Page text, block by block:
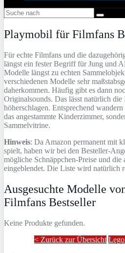
Playmobil für Filmfans
Für echte Filmfans und die
längst ein fester Begriff für Jung und
Modelle längst zu echten
verschiedenen Modelle sehr
daherkommen. Häufig gibt es dann
Originalsounds. Das lässt natürlich die
höherschlagen. Entsprechend
das angestammte Kinderzimmer,
Sammelvitrine.
Hinweis: Da Amazon permanent mit
spielt, haben wir bei den Besteller-
mögliche Schnäppchen-Preise und die
eingeblendet. Die Liste wird natürlich
Ausgesuchte Modelle
Filmfans Bestseller
Keine Produkte gefunden.
< Zurück zur Übersicht